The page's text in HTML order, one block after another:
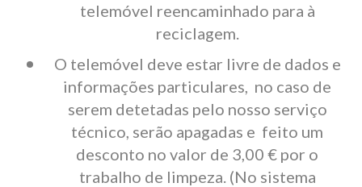
telemóvel reencaminhado para à
reciclagem.
O telemóvel deve estar livre de dados e
informações particulares, no caso de
serem detetadas pelo nosso serviço
técnico, serão apagadas e feito um
desconto no valor de 3,00 € por o
trabalho de limpeza. (No sistema